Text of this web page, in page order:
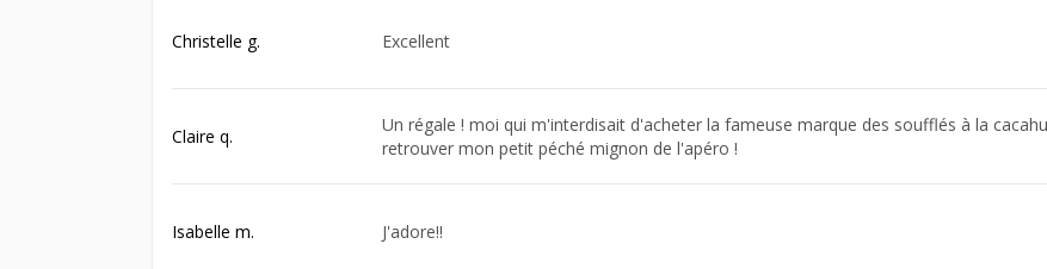
Christelle g. Excellent
Claire q.
Un régale ! moi qui m'interdisait d'acheter la fameuse marque des soufflés à la
retrouver mon petit péché mignon de l'apéro !
Isabelle m. J'adore!!